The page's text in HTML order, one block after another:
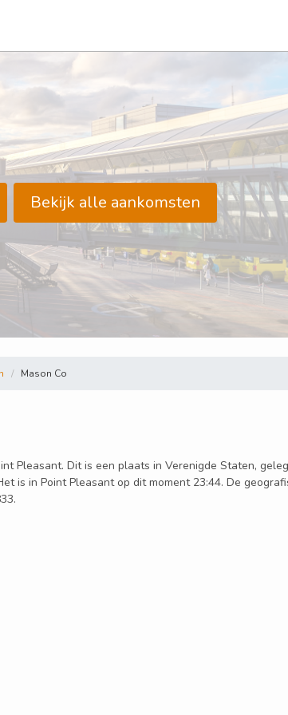
Bekijk alle aankomsten
Mason Co
Pleasant. Dit is een plaats in Verenigde Staten,
is in Point Pleasant op dit moment 23:44. De